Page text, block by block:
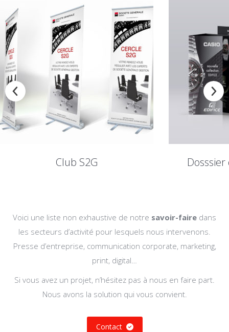
Dosssier de Presse CASIO
Voici une liste non exhaustive de notre savoir-faire dans
les secteurs d’activité pour lesquels nous intervenons.
Presse d’entreprise, communication corporate, marketing,
print, digital…
Si vous avez un projet, n’hésitez pas à nous en faire part.
Nous avons la solution qui vous convient.
Contact